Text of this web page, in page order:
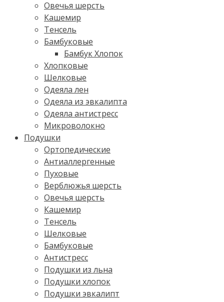
Овечья шерсть
Кашемир
Тенсель
Бамбуковые
Бамбук Хлопок
Хлопковые
Шелковые
Одеяла лен
Одеяла из эвкалипта
Одеяла антистресс
Микроволокно
Подушки
Ортопедические
Антиаллергенные
Пуховые
Верблюжья шерсть
Овечья шерсть
Кашемир
Тенсель
Шелковые
Бамбуковые
Антистресс
Подушки из льна
Подушки хлопок
Подушки эвкалипт